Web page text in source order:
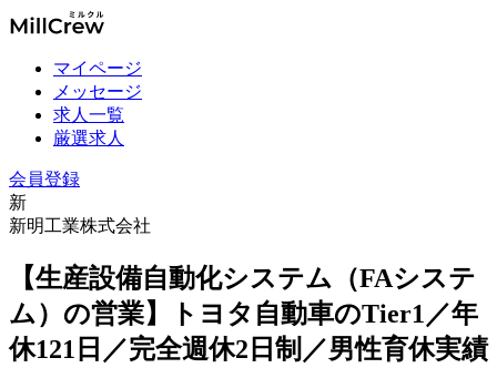
マイページ
メッセージ
求人一覧
厳選求人
会員登録
新
新明工業株式会社
【生産設備自動化システム（FAシステ
ム）の営業】トヨタ自動車のTier1／年
休121日／完全週休2日制／男性育休実績